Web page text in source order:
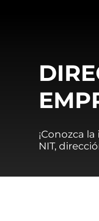
¡Conozca
NIT,